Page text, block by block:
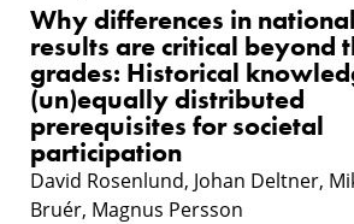
Why differences in
results are critical beyond
grades: Historical
(un)equally distributed
prerequisites for societal
participation
David Rosenlund, Johan Deltner,
Bruér, Magnus Persson